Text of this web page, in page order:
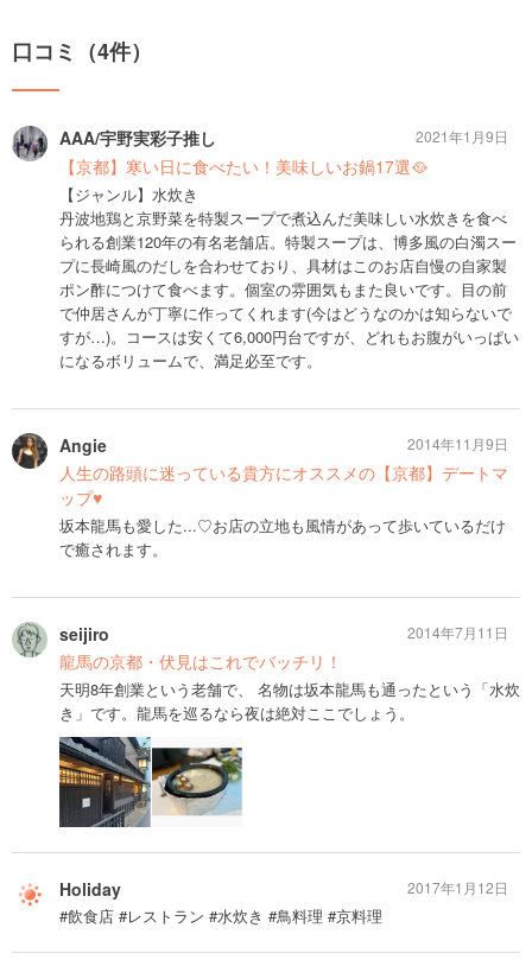
口コミ（4件）
AAA/宇野実彩子推し
【京都】寒い日に食べたい！美味しいお鍋17選🥘
【ジャンル】水炊き
丹波地鶏と京野菜を特製スープで煮込んだ美味しい水炊きを食べ
られる創業120年の有名老舗店。特製スープは、博多風の白濁スー
プに長崎風のだしを合わせており、具材はこのお店自慢の自家製
ポン酢につけて食べます。個室の雰囲気もまた良いです。目の前
で仲居さんが丁寧に作ってくれます(今はどうなのかは知らないで
すが…)。コースは安くて6,000円台ですが、どれもお腹がいっぱい
になるボリュームで、満足必至です。
2021年1月9日
Angie
人生の路頭に迷っている貴方にオススメの【京都】デートマ
ップ♥︎
坂本龍馬も愛した...♡お店の立地も風情があって歩いているだけ
で癒されます。
2014年11月9日
seijiro
龍馬の京都・伏見はこれでバッチリ！
天明8年創業という老舗で、 名物は坂本龍馬も通ったという「水炊
き」です。龍馬を巡るなら夜は絶対ここでしょう。
2014年7月11日
Holiday
#飲食店 #レストラン #水炊き #鳥料理 #京料理
2017年1月12日